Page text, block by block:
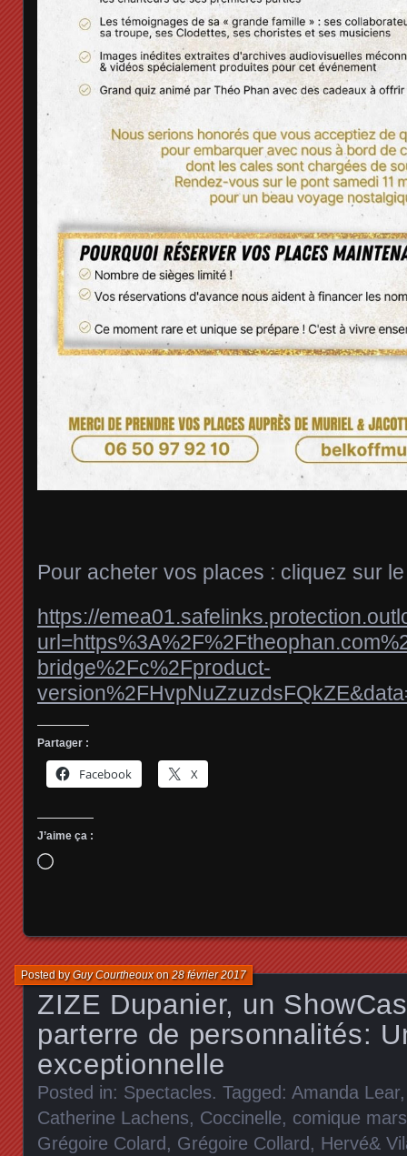
Pour acheter vos places : cliquez sur
https://
bridge%2Fc%2Fproduct-
Partager :
Facebook X
J’aime ça :
Chargement…
ZIZE Dupanier, un
parterre de personnalités:
exceptionnelle
Posted byGuy Courtheouxon28 février 2017
Posted in: Spectacles. Tagged: Amanda Lear
Catherine Lachens, Coccinelle, comique
Grégoire Colard, Grégoire Collard, Hervé&